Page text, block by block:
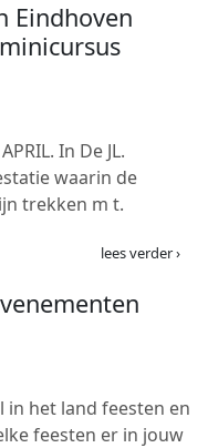
Eindhoven
In De JL.
waarin de
trekken m t.
lees verder ›
in het land feesten en
feesten er in jouw